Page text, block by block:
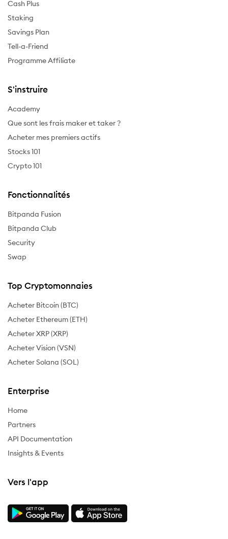
Cash Plus
Staking
Savings Plan
Tell-a-Friend
Programme Affiliate
S'instruire
Academy
Que sont les frais maker et taker ?
Acheter mes premiers actifs
Stocks 101
Crypto 101
Fonctionnalités
Bitpanda Fusion
Bitpanda Club
Security
Swap
Top Cryptomonnaies
Acheter Bitcoin (BTC)
Acheter Ethereum (ETH)
Acheter XRP (XRP)
Acheter Vision (VSN)
Acheter Solana (SOL)
Enterprise
Home
Partners
API Documentation
Insights & Events
Vers l'app